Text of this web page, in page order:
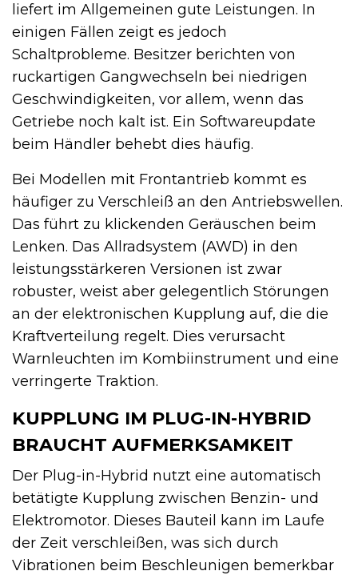
liefert im Allgemeinen gute Leistungen. In
einigen Fällen zeigt es jedoch
Schaltprobleme. Besitzer berichten von
ruckartigen Gangwechseln bei niedrigen
Geschwindigkeiten, vor allem, wenn das
Getriebe noch kalt ist. Ein Softwareupdate
beim Händler behebt dies häufig.
Bei Modellen mit Frontantrieb kommt es
häufiger zu Verschleiß an den Antriebswellen.
Das führt zu klickenden Geräuschen beim
Lenken. Das Allradsystem (AWD) in den
leistungsstärkeren Versionen ist zwar
robuster, weist aber gelegentlich Störungen
an der elektronischen Kupplung auf, die die
Kraftverteilung regelt. Dies verursacht
Warnleuchten im Kombiinstrument und eine
verringerte Traktion.
KUPPLUNG IM PLUG-IN-HYBRID
BRAUCHT AUFMERKSAMKEIT
Der Plug-in-Hybrid nutzt eine automatisch
betätigte Kupplung zwischen Benzin- und
Elektromotor. Dieses Bauteil kann im Laufe
der Zeit verschleißen, was sich durch
Vibrationen beim Beschleunigen bemerkbar